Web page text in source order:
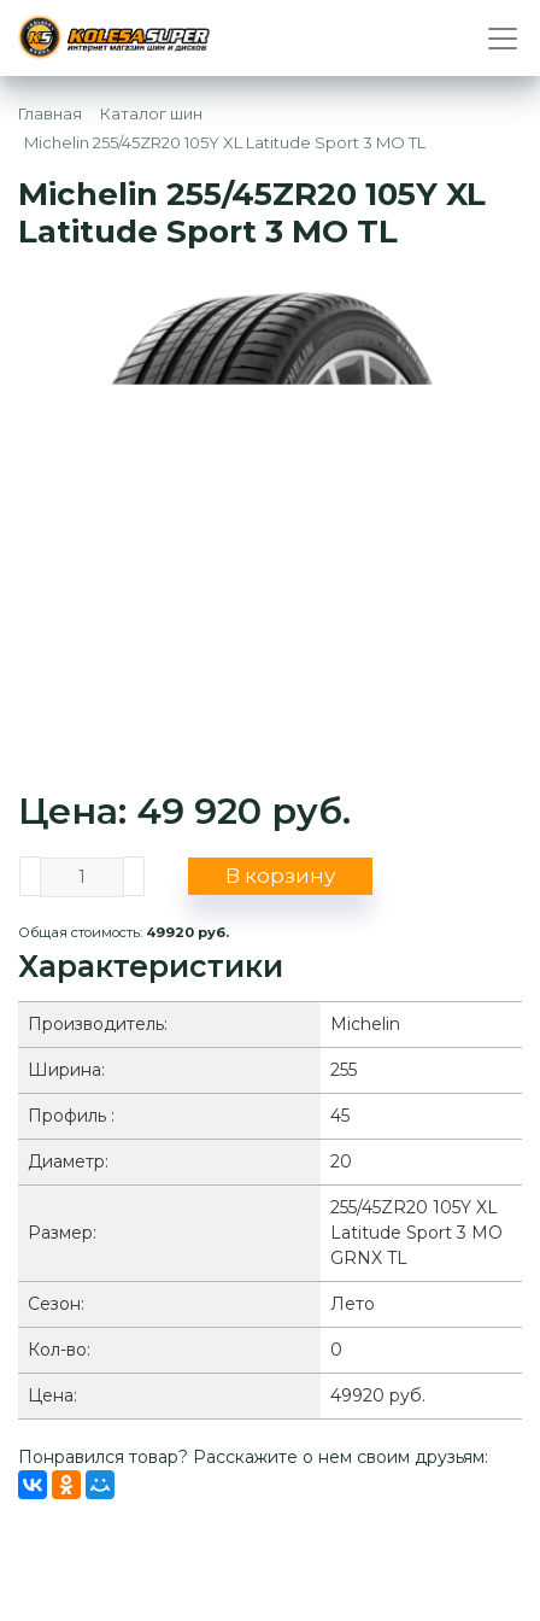
Главная
Каталог шин
Michelin 255/45ZR20 105Y XL Latitude Sport 3 MO TL
Michelin 255/45ZR20 105Y XL
Latitude Sport 3 MO TL
Цена: 49 920 руб.
В корзину
Общая стоимость: 49920 руб.
Характеристики
Производитель: Michelin
Ширина: 255
Профиль : 45
Диаметр: 20
Размер:
255/45ZR20 105Y XL
Latitude Sport 3 MO
GRNX TL
Сезон: Лето
Кол-во: 0
Цена: 49920 руб.
Понравился товар? Расскажите о нем своим друзьям: